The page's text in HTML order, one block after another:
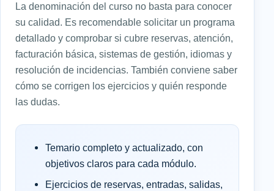
La denominación del curso no basta para conocer
su calidad. Es recomendable solicitar un programa
detallado y comprobar si cubre reservas, atención,
facturación básica, sistemas de gestión, idiomas y
resolución de incidencias. También conviene saber
cómo se corrigen los ejercicios y quién responde
las dudas.
Temario completo y actualizado, con
objetivos claros para cada módulo.
Ejercicios de reservas, entradas, salidas,